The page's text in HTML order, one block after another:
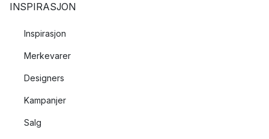
INSPIRASJON
Inspirasjon
Merkevarer
Designers
Kampanjer
Salg